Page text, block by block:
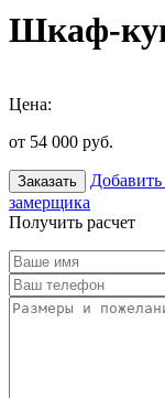
Шкаф-
Цена:
от 54 000 руб.
Заказать
замерщика
Получить расчет